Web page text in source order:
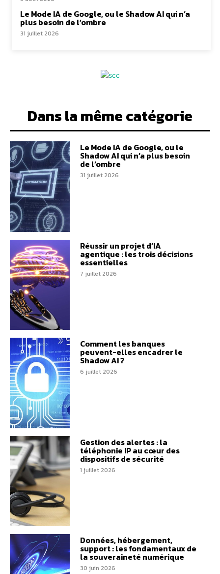
Le Mode IA de Google, ou le Shadow AI qui n’a
plus besoin de l’ombre
31 juillet 2026
Dans la même catégorie
Le Mode IA de Google, ou le
Shadow AI qui n’a plus besoin
de l’ombre
31 juillet 2026
Réussir un projet d’IA
agentique : les trois décisions
essentielles
7 juillet 2026
Comment les banques
peuvent-elles encadrer le
Shadow AI ?
6 juillet 2026
Gestion des alertes : la
téléphonie IP au cœur des
dispositifs de sécurité
1 juillet 2026
Données, hébergement,
support : les fondamentaux de
la souveraineté numérique
30 juin 2026